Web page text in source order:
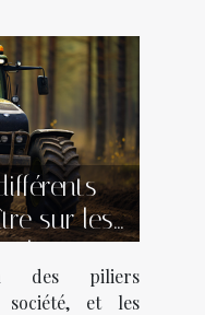
sur les
?
des piliers
société, et les